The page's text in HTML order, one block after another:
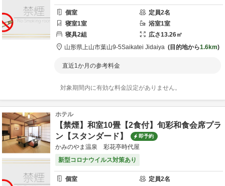
個室 定員2名
寝室1室 浴室1室
寝具2組 広さ13.26㎡
山形県上山市葉山9-5Saikatei Jidaiya 目的地から1.6km
直近1か月の参考料金
対象期間内に有効な料金設定がありません。
ホテル
【禁煙】和室10畳【2食付】旬彩和食会席プラ
ン【スタンダード】
即予約
かみのやま温泉 彩花亭時代屋
新型コロナウイルス対策あり
個室 定員2名